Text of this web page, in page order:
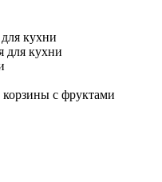
кухни
для кухни
с фруктами